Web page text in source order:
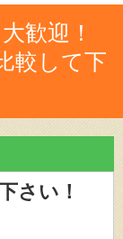
歓迎！
較して下
さい！